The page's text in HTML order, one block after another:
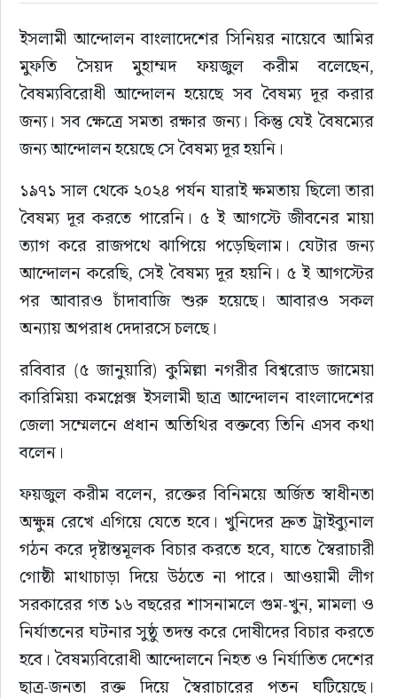
রাজনীতি
নির্বাচন
ই-পেপার
ইসলামী আন্দোলন বাংলাদেশের সিনিয়র নায়েবে আমির
মুফতি সৈয়দ মুহাম্মদ ফয়জুল করীম বলেছেন,
বৈষম্যবিরোধী আন্দোলন হয়েছে সব বৈষম্য দূর করার
জন্য। সব ক্ষেত্রে সমতা রক্ষার জন্য। কিন্তু যেই বৈষম্যের
জন্য আন্দোলন হয়েছে সে বৈষম্য দূর হয়নি।
১৯৭১ সাল থেকে ২০২৪ পর্যন যারাই ক্ষমতায় ছিলো তারা
বৈষম্য দূর করতে পারেনি। ৫ ই আগস্টে জীবনের মায়া
ত্যাগ করে রাজপথে ঝাপিয়ে পড়েছিলাম। যেটার জন্য
আন্দোলন করেছি, সেই বৈষম্য দূর হয়নি। ৫ ই আগস্টের
পর আবারও চাঁদাবাজি শুরু হয়েছে। আবারও সকল
অন্যায় অপরাধ দেদারসে চলছে।
রবিবার (৫ জানুয়ারি) কুমিল্লা নগরীর বিশ্বরোড জামেয়া
কারিমিয়া কমপ্লেক্স ইসলামী ছাত্র আন্দোলন বাংলাদেশের
জেলা সম্মেলনে প্রধান অতিথির বক্তব্যে তিনি এসব কথা
বলেন।
ফয়জুল করীম বলেন, রক্তের বিনিময়ে অর্জিত স্বাধীনতা
অক্ষুন্ন রেখে এগিয়ে যেতে হবে। খুনিদের দ্রুত ট্রাইব্যুনাল
গঠন করে দৃষ্টান্তমূলক বিচার করতে হবে, যাতে স্বৈরাচারী
গোষ্ঠী মাথাচাড়া দিয়ে উঠতে না পারে। আওয়ামী লীগ
সরকারের গত ১৬ বছরের শাসনামলে গুম-খুন, মামলা ও
নির্যাতনের ঘটনার সুষ্ঠু তদন্ত করে দোষীদের বিচার করতে
হবে। বৈষম্যবিরোধী আন্দোলনে নিহত ও নির্যাতিত দেশের
ছাত্র-জনতা রক্ত দিয়ে স্বৈরাচারের পতন ঘটিয়েছে।